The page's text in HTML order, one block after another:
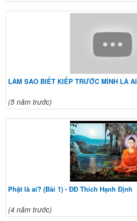
LÀM SAO BIẾT KIẾP TRƯỚC MÌNH LÀ AI
(5 năm trước)
Phật là ai? (Bài 1) - ĐĐ Thích Hạnh Định
(4 năm trước)